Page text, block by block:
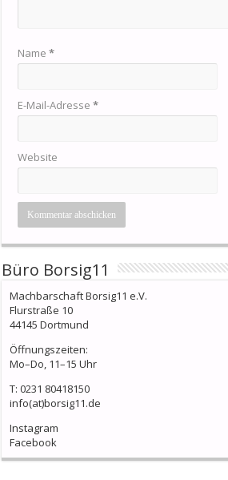
Name*
E-Mail-Adresse*
Website
Büro Borsig11
Machbarschaft Borsig11 e.V.
Flurstraße 10
44145 Dortmund
Öffnungszeiten:
Mo–Do, 11–15 Uhr
T: 0231 80418150
info(at)borsig11.de
Instagram
Facebook